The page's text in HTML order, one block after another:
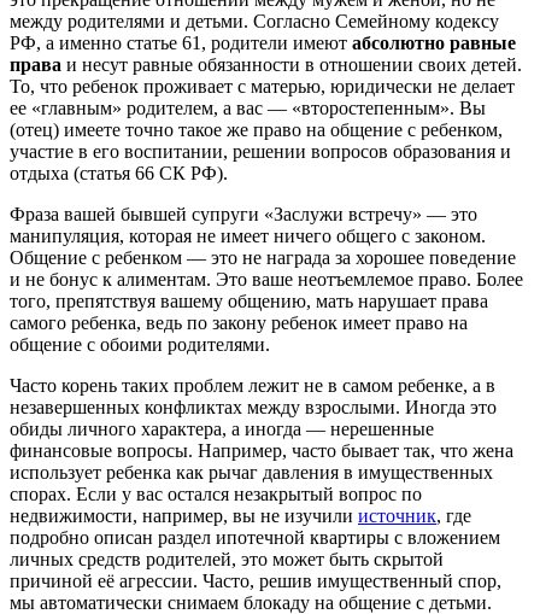
между родителями и детьми. Согласно Семейному кодексу
РФ, а именно статье 61, родители имеют абсолютно равные
права и несут равные обязанности в отношении своих детей.
То, что ребенок проживает с матерью, юридически не делает
ее «главным» родителем, а вас — «второстепенным». Вы
(отец) имеете точно такое же право на общение с ребенком,
участие в его воспитании, решении вопросов образования и
отдыха (статья 66 СК РФ).
Фраза вашей бывшей супруги «Заслужи встречу» — это
манипуляция, которая не имеет ничего общего с законом.
Общение с ребенком — это не награда за хорошее поведение
и не бонус к алиментам. Это ваше неотъемлемое право. Более
того, препятствуя вашему общению, мать нарушает права
самого ребенка, ведь по закону ребенок имеет право на
общение с обоими родителями.
Часто корень таких проблем лежит не в самом ребенке, а в
незавершенных конфликтах между взрослыми. Иногда это
обиды личного характера, а иногда — нерешенные
финансовые вопросы. Например, часто бывает так, что жена
использует ребенка как рычаг давления в имущественных
спорах. Если у вас остался незакрытый вопрос по
недвижимости, например, вы не изучили источник, где
подробно описан раздел ипотечной квартиры с вложением
личных средств родителей, это может быть скрытой
причиной её агрессии. Часто, решив имущественный спор,
мы автоматически снимаем блокаду на общение с детьми.